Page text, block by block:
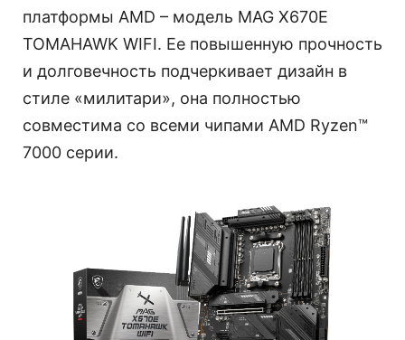
платформы AMD – модель MAG X670E
TOMAHAWK WIFI. Ее повышенную прочность
и долговечность подчеркивает дизайн в
стиле «милитари», она полностью
совместима со всеми чипами AMD Ryzen™
7000 серии.